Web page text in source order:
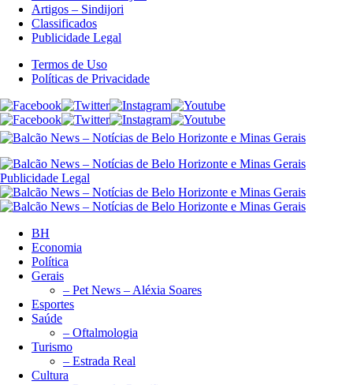
Artigos – Sindijori
Classificados
Publicidade Legal
Termos de Uso
Políticas de Privacidade
Publicidade Legal
BH
Economia
Política
Gerais
– Pet News – Aléxia Soares
Esportes
Saúde
– Oftalmologia
Turismo
– Estrada Real
Cultura